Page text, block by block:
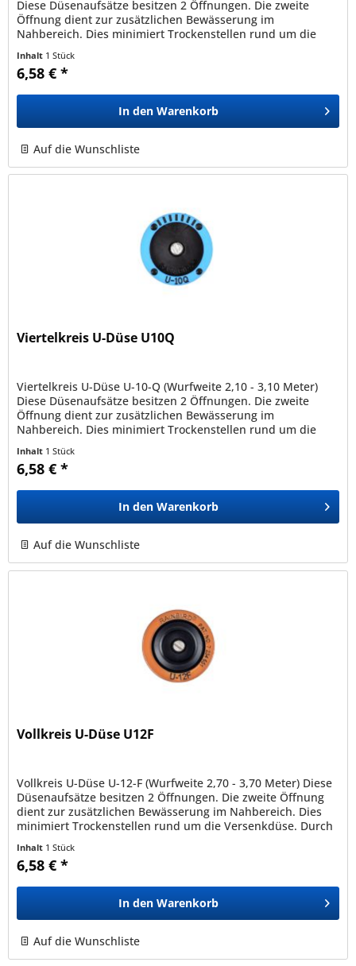
Diese Düsenaufsätze besitzen 2 Öffnungen. Die zweite
Öffnung dient zur zusätzlichen Bewässerung im
Nahbereich. Dies minimiert Trockenstellen rund um die
Inhalt 1 Stück
6,58 € *
In den Warenkorb
Auf die Wunschliste
Viertelkreis U-Düse U10Q
Viertelkreis U-Düse U-10-Q (Wurfweite 2,10 - 3,10 Meter)
Diese Düsenaufsätze besitzen 2 Öffnungen. Die zweite
Öffnung dient zur zusätzlichen Bewässerung im
Nahbereich. Dies minimiert Trockenstellen rund um die
Inhalt 1 Stück
6,58 € *
In den Warenkorb
Auf die Wunschliste
Vollkreis U-Düse U12F
Vollkreis U-Düse U-12-F (Wurfweite 2,70 - 3,70 Meter) Diese
Düsenaufsätze besitzen 2 Öffnungen. Die zweite Öffnung
dient zur zusätzlichen Bewässerung im Nahbereich. Dies
minimiert Trockenstellen rund um die Versenkdüse. Durch
Inhalt 1 Stück
6,58 € *
In den Warenkorb
Auf die Wunschliste